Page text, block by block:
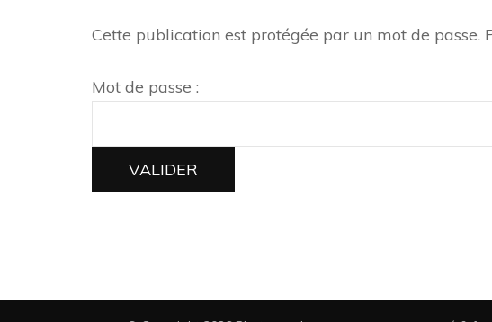
Cette publication est protégée par un mot de passe.
Mot de passe :